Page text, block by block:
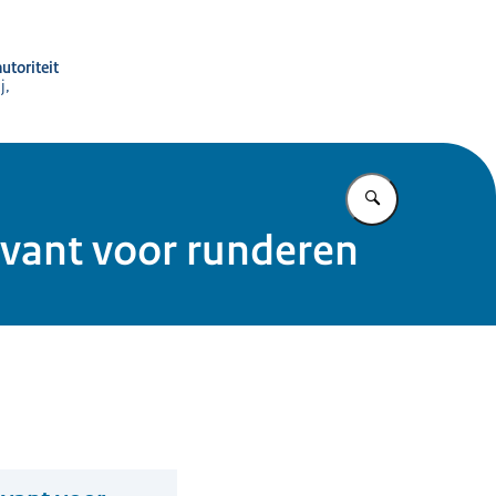
Vul in wat u
voor runderen